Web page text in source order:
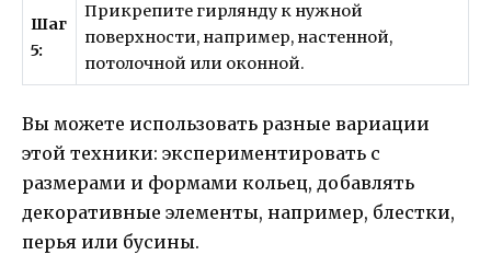
Шаг
5:
Прикрепите гирлянду к нужной
поверхности, например, настенной,
потолочной или оконной.
Вы можете использовать разные вариации
этой техники: экспериментировать с
размерами и формами кольец, добавлять
декоративные элементы, например, блестки,
перья или бусины.